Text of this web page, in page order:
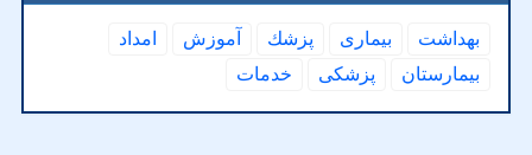
بهداشت بیماری پزشك آموزش
امداد
بیمارستان
پزشكی خدمات